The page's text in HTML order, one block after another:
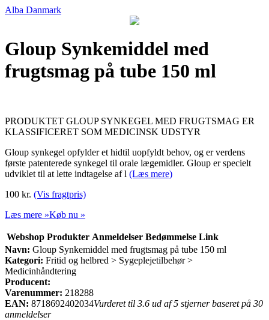
Alba Danmark
Gloup Synke­middel med
frugtsmag på tube 150 ml
PRODUKTET GLOUP SYNKEGEL MED FRUGTSMAG ER
KLASSIFICERET SOM MEDICINSK UDSTYR
Gloup synkegel opfylder et hidtil uopfyldt behov, og er verdens
første patenterede synkegel til orale lægemidler. Gloup er specielt
udviklet til at lette indtagelse af l (Læs mere)
100 kr. (Vis fragtpris)
Læs mere »Køb nu »
Webshop Produkter Anmeldelser Bedømmelse Link
Navn: Gloup Synke­middel med frugtsmag på tube 150 ml
Kategori: Fritid og helbred > Sygeplejetilbehør >
Medicinhåndtering
Producent:
Varenummer: 218288
EAN: 8718692402034Vurderet til 3.6 ud af 5 stjerner baseret på 30
anmeldelser